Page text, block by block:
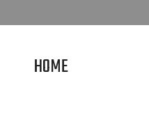
HOME